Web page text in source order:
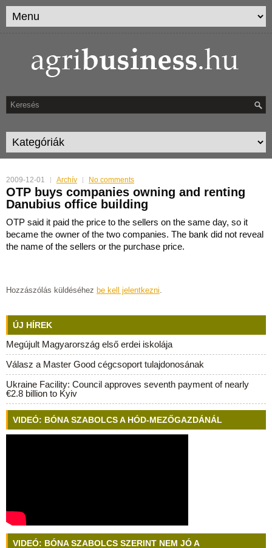
2009-12-01 Archív No comments
OTP buys companies owning and renting
Danubius office building
OTP said it paid the price to the sellers on the same day, so it
became the owner of the two companies. The bank did not reveal
the name of the sellers or the purchase price.
Hozzászólás küldéséhez be kell jelentkezni.
ÚJ HÍREK
Megújult Magyarország első erdei iskolája
Válasz a Master Good cégcsoport tulajdonosának
Ukraine Facility: Council approves seventh payment of nearly
€2.8 billion to Kyiv
VIDEÓ: BÓNA SZABOLCS A HÓD-MEZŐGAZDÁNÁL
VIDEÓ: BÓNA SZABOLCS SZERINT NEM JÓ A